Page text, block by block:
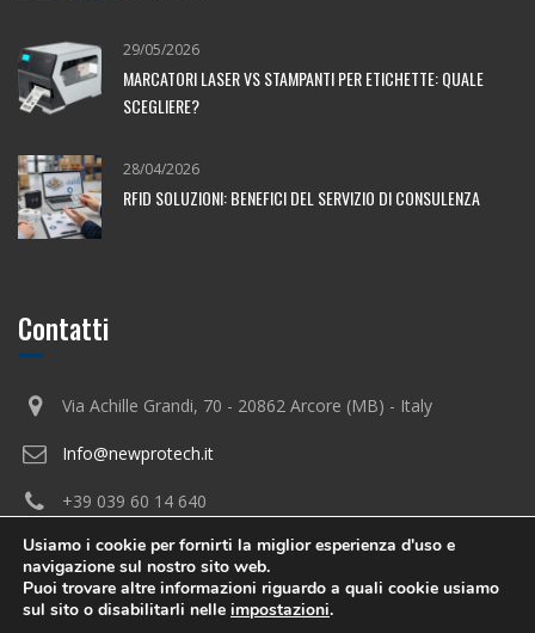
29/05/2026
MARCATORI LASER VS STAMPANTI PER ETICHETTE: QUALE
SCEGLIERE?
28/04/2026
RFID SOLUZIONI: BENEFICI DEL SERVIZIO DI CONSULENZA
Contatti
Via Achille Grandi, 70 - 20862 Arcore (MB) - Italy
Info@newprotech.it
+39 039 60 14 640
Innovea © 2026. Tutti i Diritti Riservati.
Usiamo i cookie per fornirti la miglior esperienza d'uso e
navigazione sul nostro sito web.
Puoi trovare altre informazioni riguardo a quali cookie usiamo
sul sito o disabilitarli nelle impostazioni.